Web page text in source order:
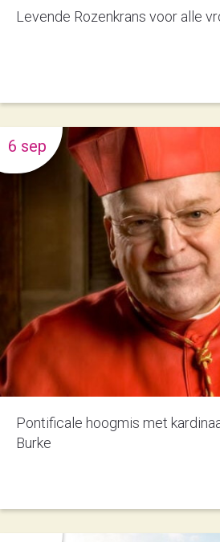
Levende Rozenkrans voor alle
Pontificale hoogmis met
Burke
6 sep